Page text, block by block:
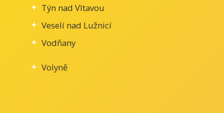
Týn nad Vltavou
Veselí nad Lužnicí
Vodňany
Volyně